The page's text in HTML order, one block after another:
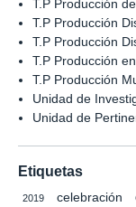
T.P Producción
T.P Producción
T.P Producción
T.P Producción
T.P Producción
Unidad de
Unidad de
Etiquetas
2019 celebración